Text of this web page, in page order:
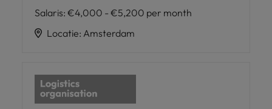
Salaris: €4,000 - €5,200 per month
Locatie: Amsterdam